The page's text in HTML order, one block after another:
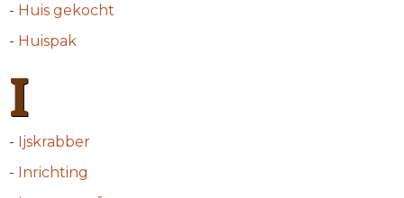
- Huis gekocht
- Huispak
I
- Ijskrabber
- Inrichting